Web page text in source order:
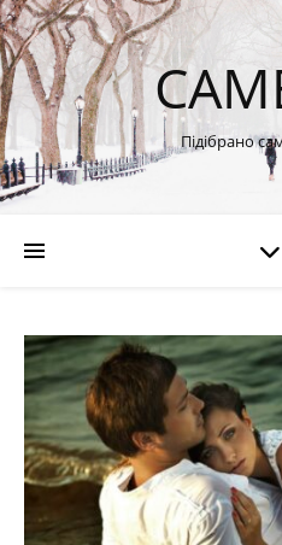
Підібрано